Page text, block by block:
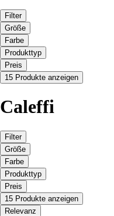
Filter
Größe
Farbe
Produkttyp
Preis
15 Produkte anzeigen
Caleffi
Filter
Größe
Farbe
Produkttyp
Preis
15 Produkte anzeigen
Relevanz